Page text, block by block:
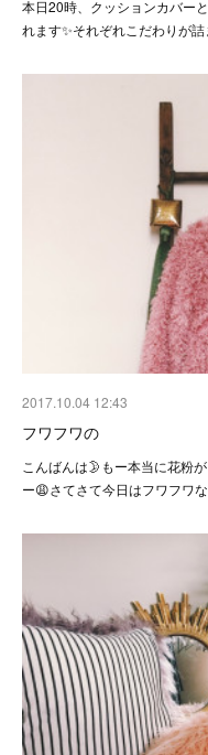
本日20時、クッションカバー
れます✨それぞれこだわりが
2017.10.04 12:43
フワフワの
こんばんは🌛もー本当に花粉
ー😩さてさて今日はフワフワ